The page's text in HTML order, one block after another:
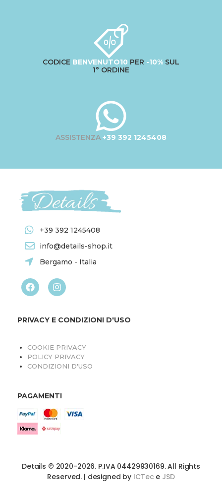
CODICE BENVENUTO10 PER -10% SUL
1° ORDINE
ASSISTENZA +39 392 1245408
+39 392 1245408
info@details-shop.it
Bergamo - Italia
PRIVACY E CONDIZIONI D'USO
COOKIE PRIVACY
POLICY PRIVACY
CONDIZIONI D'USO
PAGAMENTI
Details © 2020-2026. P.IVA 04429930169. All Rights
Reserved. | designed by ICTec e JSD